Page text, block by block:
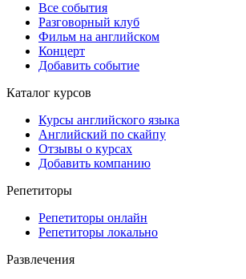
Все события
Разговорный клуб
Фильм на английском
Концерт
Добавить событие
Каталог курсов
Курсы английского языка
Английский по скайпу
Отзывы о курсах
Добавить компанию
Репетиторы
Репетиторы онлайн
Репетиторы локально
Развлечения